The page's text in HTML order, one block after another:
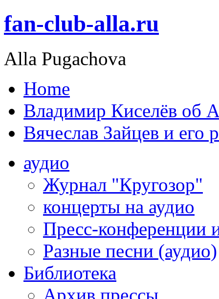
fan-club-alla.ru
Alla Pugachova
Home
Владимир Киселёв об
Вячеслав Зайцев и его
аудио
Журнал "Кругозор"
концерты на аудио
Пресс-конференции
Разные песни (аудио)
Библиотека
Архив прессы